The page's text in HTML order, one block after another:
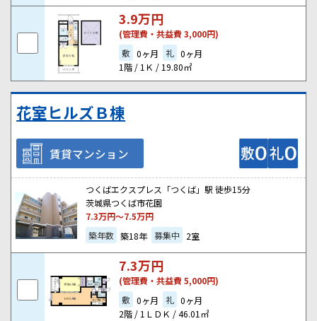
3.9万円
(管理費・共益費 3,000円)
敷 0ヶ月 礼 0ヶ月
1階 / 1Ｋ / 19.80㎡
花室ヒルズＢ棟
賃貸マンション
つくばエクスプレス「つくば」駅 徒歩15分
茨城県つくば市花園
7.3万円～7.5万円
築年数 築18年 募集中 2室
7.3万円
(管理費・共益費 5,000円)
敷 0ヶ月 礼 0ヶ月
2階 / 1ＬＤＫ / 46.01㎡